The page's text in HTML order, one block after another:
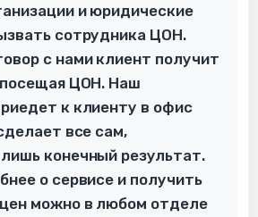
и юридические
сотрудника ЦОН.
с нами клиент получит
посещая ЦОН. Наш
к клиенту в офис
все сам,
конечный результат.
о сервисе и получить
можно в любом отделе